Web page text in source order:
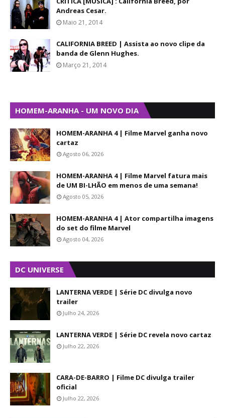
Andreas Cesar.
Maio 21, 2014
CALIFORNIA BREED | Assista ao novo clipe da
banda de Glenn Hughes.
Março 21, 2014
HOMEM-ARANHA - UM NOVO DIA
HOMEM-ARANHA 4 | Filme Marvel ganha novo
cartaz
Agosto 06, 2026
HOMEM-ARANHA 4 | Filme Marvel fatura mais
de UM BI-LHÃO em menos de uma semana!
Agosto 05, 2026
HOMEM-ARANHA 4 | Ator compartilha imagens
do set do filme Marvel
Agosto 04, 2026
DC UNIVERSE
LANTERNA VERDE | Série DC divulga novo
trailer
Julho 24, 2026
LANTERNA VERDE | Série DC revela novo cartaz
Julho 22, 2026
CARA-DE-BARRO | Filme DC divulga trailer
oficial
Julho 22, 2026